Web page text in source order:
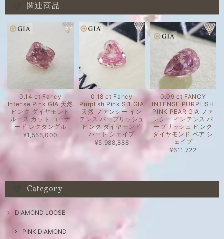
関連商品
0.14 ct Fancy
Intense Pink GIA 天然
ピンク ダイヤモンド
ルース カット コーナ
ード レクタングル
¥1,555,000
0.18 ct Fancy
Purplish Pink SI1 GIA
天然 ファンシー イン
テンス パープリッシュ
ピンク ダイヤモンド
ハート シェイプ
¥5,988,888
0.09 ct FANCY
INTENSE PURPLISH
PINK PEAR GIA ファ
ンシー インテンス パ
ープリッシュ ピンク
ダイヤモンド ペア シ
ェイプ
¥611,722
Category
DIAMOND LOOSE
PINK DIAMOND